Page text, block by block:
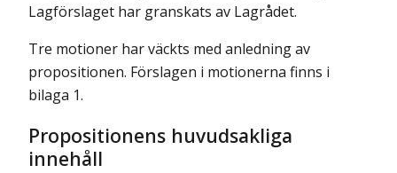
Lagförslaget har granskats av Lagrådet.
Tre motioner har väckts med anledning av
propositionen. Förslagen i motionerna finns i
bilaga 1.
Propositionens huvudsakliga
innehåll